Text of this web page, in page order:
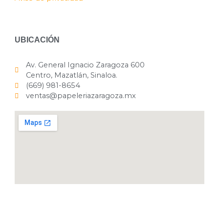
UBICACIÓN
Av. General Ignacio Zaragoza 600
Centro, Mazatlán, Sinaloa.
(669) 981-8654
ventas@papeleriazaragoza.mx